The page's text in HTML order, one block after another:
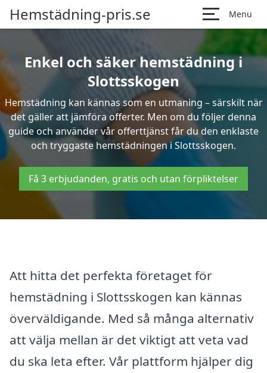
Hemstädning-pris.se Menu
Enkel och säker hemstädning i
Slottsskogen
Hemstädning kan kännas som en utmaning – särskilt när
det gäller att jämföra offerter. Men om du följer denna
guide och använder vår offerttjänst får du den enklaste
och tryggaste hemstädningen i Slottsskogen.
Få 3 erbjudanden, gratis och utan förpliktelser
Att hitta det perfekta företaget för
hemstädning i Slottsskogen kan kännas
överväldigande. Med så många alternativ
att välja mellan är det viktigt att veta vad
du ska leta efter. Vår plattform hjälper dig